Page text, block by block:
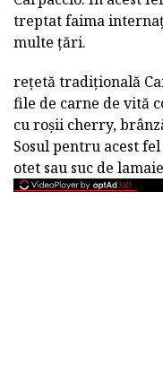
treptat faima
multe țări.
rețetă tradițională
file de carne de vită
cu roșii cherry,
Sosul pentru acest
otet sau suc de